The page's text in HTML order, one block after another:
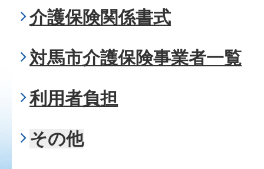
介護保険関係書式
対馬市介護保険事業者一覧
利用者負担
その他